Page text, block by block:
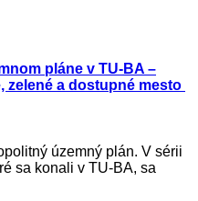
pláne v TU-BA –
zelené a dostupné mesto
územný plán. V sérii
sa konali v TU-BA, sa